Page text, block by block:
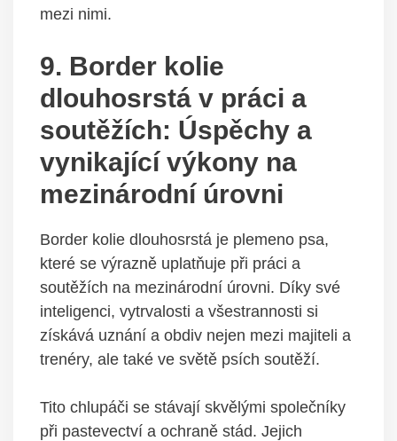
mezi nimi.
9. Border kolie
dlouhosrstá v práci a
soutěžích: Úspěchy a
vynikající výkony na
mezinárodní úrovni
Border kolie dlouhosrstá je plemeno psa,
které se výrazně uplatňuje při práci a
soutěžích na mezinárodní úrovni. Díky své
inteligenci, vytrvalosti a všestrannosti si
získává uznání a obdiv nejen mezi majiteli a
trenéry, ale také ve světě psích soutěží.
Tito chlupáči se stávají skvělými společníky
při pastevectví a ochraně stád. Jejich